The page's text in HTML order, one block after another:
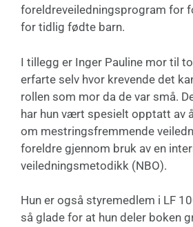
foreldreveiledningsprogram for
for tidlig fødte barn.
I tillegg er Inger Pauline mor til
erfarte selv hvor krevende det
rollen som mor da de var små.
har hun vært spesielt opptatt av
om mestringsfremmende
foreldre gjennom bruk av en
veiledningsmetodikk (NBO).
Hun er også styremedlem i LF
så glade for at hun deler boken